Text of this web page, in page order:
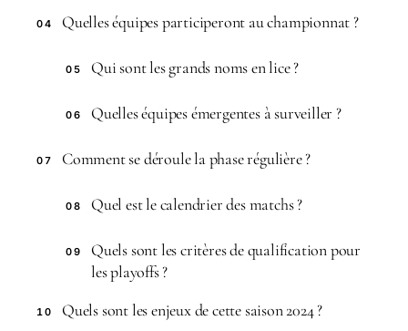
04 Quelles équipes participeront au championnat ?
05 Qui sont les grands noms en lice ?
06 Quelles équipes émergentes à surveiller ?
07 Comment se déroule la phase régulière ?
08 Quel est le calendrier des matchs ?
09
Quels sont les critères de qualification pour
les playoffs ?
10 Quels sont les enjeux de cette saison 2024 ?